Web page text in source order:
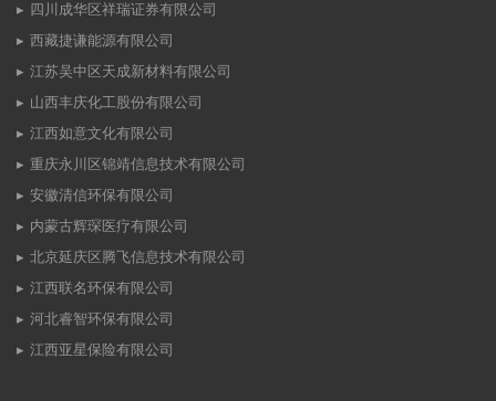
四川成华区祥瑞证券有限公司
西藏捷谦能源有限公司
江苏吴中区天成新材料有限公司
山西丰庆化工股份有限公司
江西如意文化有限公司
重庆永川区锦靖信息技术有限公司
安徽清信环保有限公司
内蒙古辉琛医疗有限公司
北京延庆区腾飞信息技术有限公司
江西联名环保有限公司
河北睿智环保有限公司
江西亚星保险有限公司